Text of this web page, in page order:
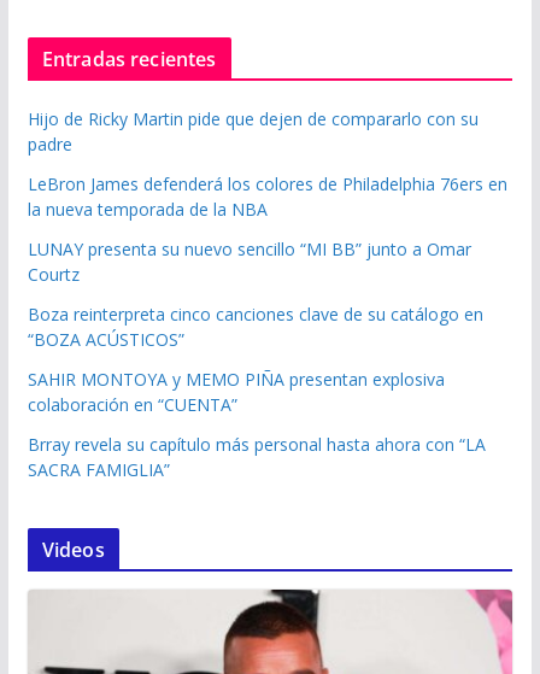
Entradas recientes
Hijo de Ricky Martin pide que dejen de compararlo con su
padre
LeBron James defenderá los colores de Philadelphia 76ers en
la nueva temporada de la NBA
LUNAY presenta su nuevo sencillo “MI BB” junto a Omar
Courtz
Boza reinterpreta cinco canciones clave de su catálogo en
“BOZA ACÚSTICOS”
SAHIR MONTOYA y MEMO PIÑA presentan explosiva
colaboración en “CUENTA”
Brray revela su capítulo más personal hasta ahora con “LA
SACRA FAMIGLIA”
Videos